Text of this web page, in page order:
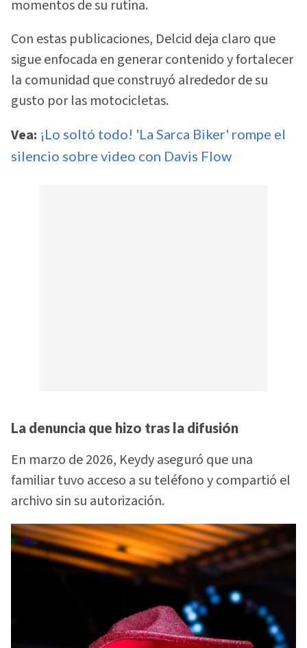
momentos de su rutina.
Con estas publicaciones, Delcid deja claro que
sigue enfocada en generar contenido y fortalecer
la comunidad que construyó alrededor de su
gusto por las motocicletas.
Vea: ¡Lo soltó todo! 'La Sarca Biker' rompe el
silencio sobre video con Davis Flow
La denuncia que hizo tras la difusión
En marzo de 2026, Keydy aseguró que una
familiar tuvo acceso a su teléfono y compartió el
archivo sin su autorización.